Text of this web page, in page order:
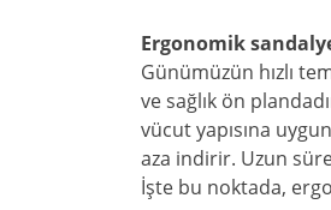
Ergonomik
Günümüzün hızlı
ve sağlık ön
vücut yapısına
aza indirir. Uzun
İşte bu noktada,